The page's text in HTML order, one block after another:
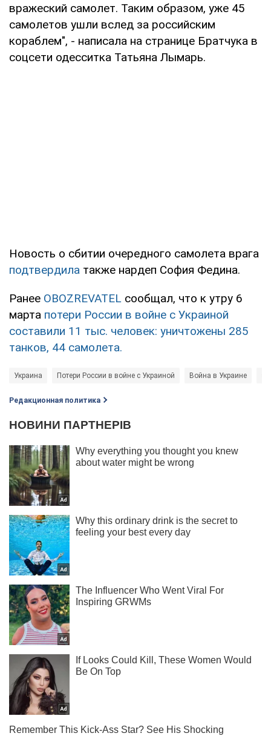
вражеский самолет. Таким образом, уже 45
самолетов ушли вслед за российским
кораблем", - написала на странице Братчука в
соцсети одесситка Татьяна Лымарь.
Новость о сбитии очередного самолета врага
подтвердила также нардеп София Федина.
Ранее OBOZREVATEL сообщал, что к утру 6
марта потери России в войне с Украиной
составили 11 тыс. человек: уничтожены 285
танков, 44 самолета.
Украина Потери России в войне с Украиной Война в Украине
Редакционная политика